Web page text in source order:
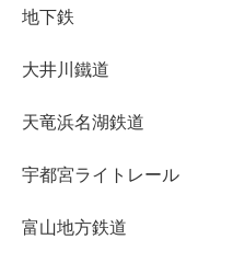
地下鉄
大井川鐵道
天竜浜名湖鉄道
宇都宮ライトレール
富山地方鉄道